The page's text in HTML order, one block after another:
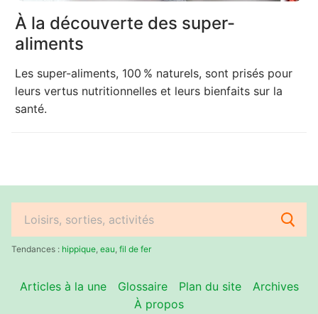
À la découverte des super-
aliments
Les super-aliments, 100 % naturels, sont prisés pour
leurs vertus nutritionnelles et leurs bienfaits sur la
santé.
Rechercher
:Tendances : hippique eau fil de fer
Articles à la une Glossaire Plan du site
Archives
À propos